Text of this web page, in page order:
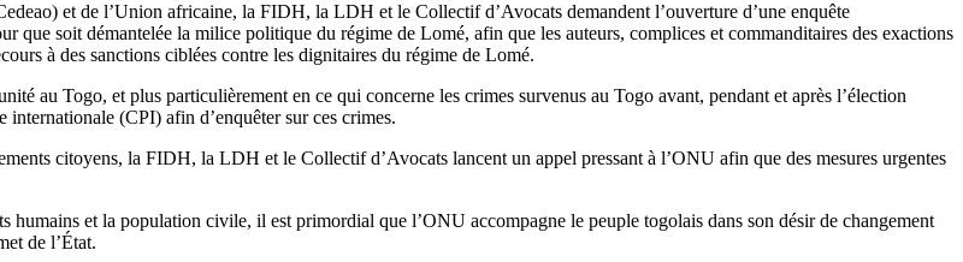
et de l’Union africaine, la FIDH, la LDH et le Collectif d’Avocats demandent l’ouverture d’une enquête
soit démantelée la milice politique du régime de Lomé, afin que les auteurs, complices et commanditaires des exactions
à des sanctions ciblées contre les dignitaires du régime de Lomé.
au Togo, et plus particulièrement en ce qui concerne les crimes survenus au Togo avant, pendant et après l’élection
(CPI) afin d’enquêter sur ces crimes.
citoyens, la FIDH, la LDH et le Collectif d’Avocats lancent un appel pressant à l’ONU afin que des mesures urgentes
humains et la population civile, il est primordial que l’ONU accompagne le peuple togolais dans son désir de changement
de l’État.